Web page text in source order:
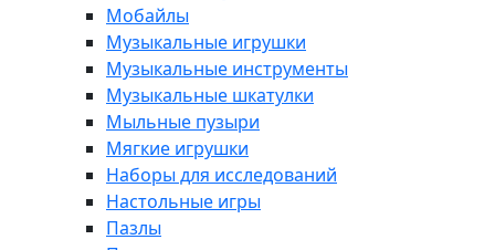
Мобайлы
Музыкальные игрушки
Музыкальные инструменты
Музыкальные шкатулки
Мыльные пузыри
Мягкие игрушки
Наборы для исследований
Настольные игры
Пазлы